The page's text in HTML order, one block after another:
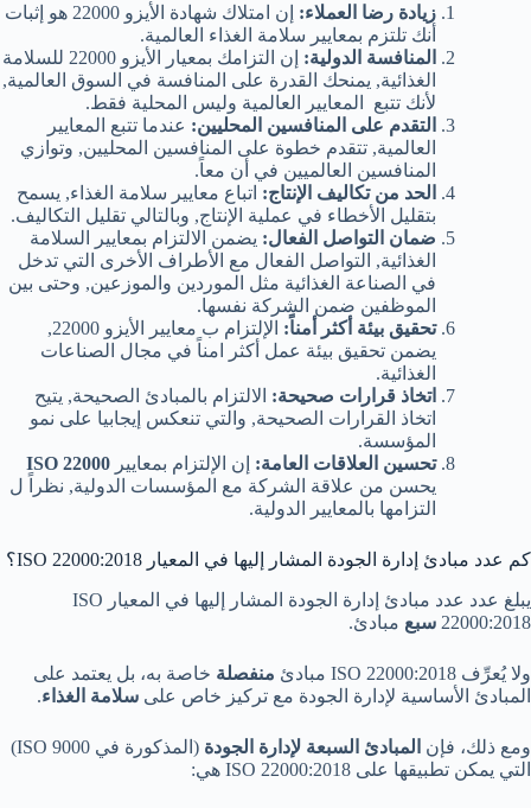
زيادة رضا العملاء:
إن امتلاك شهادة الأيزو 22000 هو إثبات
أنك تلتزم بمعايير سلامة الغذاء العالمية.
المنافسة الدولية:
إن التزامك بمعيار الأيزو 22000 للسلامة
الغذائية, يمنحك القدرة على المنافسة في السوق العالمية,
لأنك تتبع المعايير العالمية وليس المحلية فقط.
التقدم على المنافسين المحليين: عندما تتبع المعايير
العالمية, تتقدم خطوة على المنافسين المحليين, وتوازي
المنافسين العالميين في أن معاً.
الحد من تكاليف الإنتاج: اتباع معايير سلامة الغذاء, يسمح
بتقليل الأخطاء في عملية الإنتاج, وبالتالي تقليل التكاليف.
ضمان التواصل الفعال: يضمن الالتزام بمعايير السلامة
الغذائية, التواصل الفعال مع الأطراف الأخرى التي تدخل
في الصناعة الغذائية مثل الموردين والموزعين, وحتى بين
الموظفين ضمن الشركة نفسها.
تحقيق بيئة أكثر أمناً:
الإلتزام ب معايير الأيزو 22000,
يضمن تحقيق بيئة عمل أكثر امناً في مجال الصناعات
الغذائية.
اتخاذ قرارات صحيحة: الالتزام بالمبادئ الصحيحة, يتيح
اتخاذ القرارات الصحيحة, والتي تنعكس إيجابيا على نمو
المؤسسة.
تحسين العلاقات العامة: إن الإلتزام بمعايير
يحسن من علاقة الشركة مع المؤسسات الدولية, نظراً ل
التزامها بالمعايير الدولية.
كم عدد مبادئ إدارة الجودة المشار إليها في المعيار ISO 22000:2018؟
يبلغ عدد عدد مبادئ إدارة الجودة المشار إليها في المعيار ISO
22000:2018 سبع مبادئ.
ولا يُعرِّف ISO 22000:2018 مبادئ منفصلة خاصة به، بل يعتمد على
المبادئ الأساسية لإدارة الجودة مع تركيز خاص على سلامة الغذاء.
ومع ذلك، فإن المبادئ السبعة لإدارة الجودة
(المذكورة في ISO 9000)
التي يمكن تطبيقها على ISO 22000:2018 هي: